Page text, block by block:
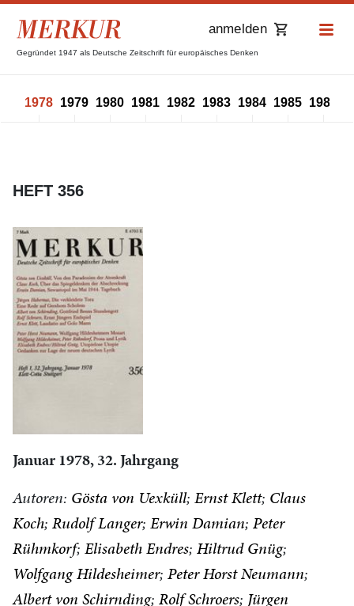
Gegründet 1947 als Deutsche Zeitschrift für europäisches Denken
anmelden
1978 1979 1980 1981 1982 1983 1984 1985 1986
HEFT 356
Januar 1978, 32. Jahrgang
Autoren: Gösta von Uexküll Ernst Klett Claus
Koch Rudolf Langer Erwin Damian Peter
Rühmkorf Elisabeth Endres Hiltrud Gnüg
Wolfgang Hildesheimer Peter Horst Neumann
Albert von Schirnding Rolf Schroers Jürgen